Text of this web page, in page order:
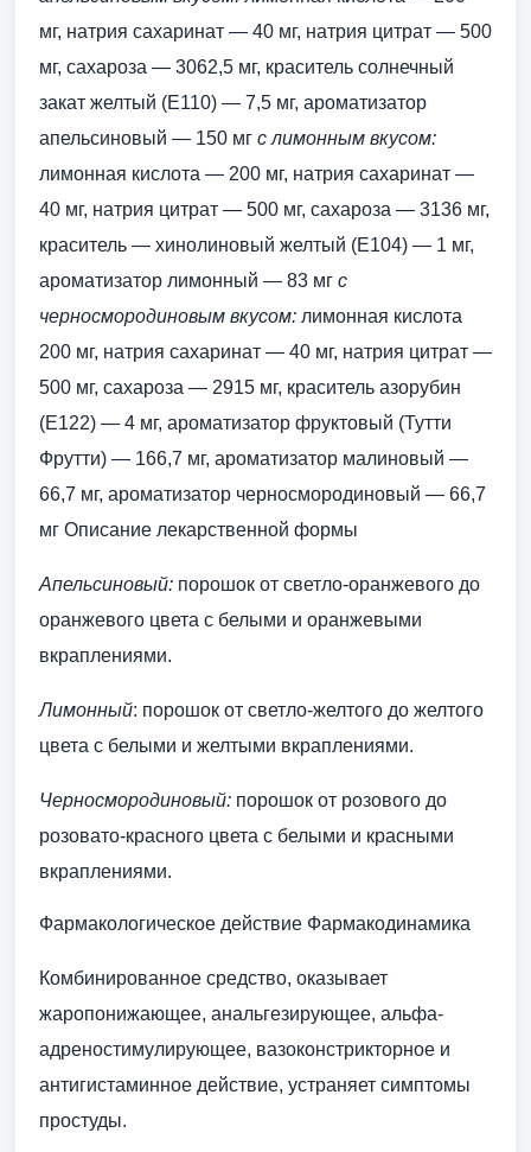
мг, натрия сахаринат — 40 мг, натрия цитрат — 500
мг, сахароза — 3062,5 мг, краситель солнечный
закат желтый (Е110) — 7,5 мг, ароматизатор
апельсиновый — 150 мг с лимонным вкусом:
лимонная кислота — 200 мг, натрия сахаринат —
40 мг, натрия цитрат — 500 мг, сахароза — 3136 мг,
краситель — хинолиновый желтый (Е104) — 1 мг,
ароматизатор лимонный — 83 мг с
черносмородиновым вкусом: лимонная кислота
200 мг, натрия сахаринат — 40 мг, натрия цитрат —
500 мг, сахароза — 2915 мг, краситель азорубин
(Е122) — 4 мг, ароматизатор фруктовый (Тутти
Фрутти) — 166,7 мг, ароматизатор малиновый —
66,7 мг, ароматизатор черносмородиновый — 66,7
мг Описание лекарственной формы
Апельсиновый: порошок от светло-оранжевого до
оранжевого цвета с белыми и оранжевыми
вкраплениями.
Лимонный: порошок от светло-желтого до желтого
цвета с белыми и желтыми вкраплениями.
Черносмородиновый: порошок от розового до
розовато-красного цвета с белыми и красными
вкраплениями.
Фармакологическое действие Фармакодинамика
Комбинированное средство, оказывает
жаропонижающее, анальгезирующее, альфа-
адреностимулирующее, вазоконстрикторное и
антигистаминное действие, устраняет симптомы
простуды.